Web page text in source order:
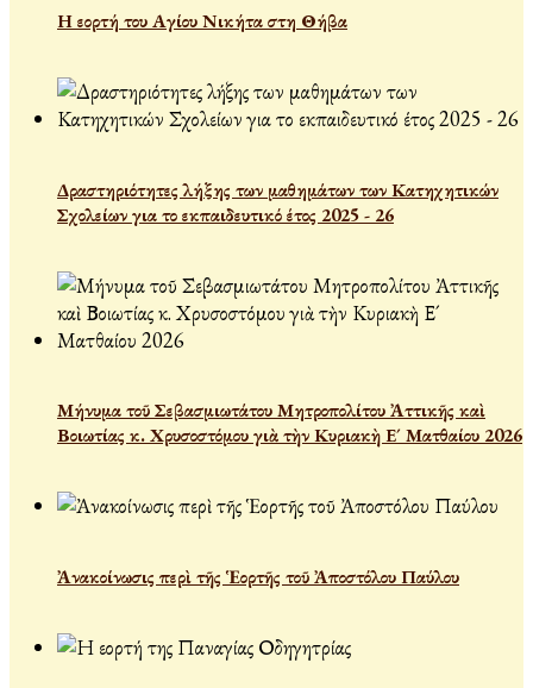
Η εορτή του Αγίου Νικήτα στη Θήβα
Δραστηριότητες λήξης των μαθημάτων των Κατηχητικών
Σχολείων για το εκπαιδευτικό έτος 2025 - 26
Μήνυμα τοῦ Σεβασμιωτάτου Μητροπολίτου Ἀττικῆς καὶ
Βοιωτίας κ. Χρυσοστόμου γιὰ τὴν Κυριακὴ Ε´ Ματθαίου 2026
Ἀνακοίνωσις περὶ τῆς Ἑορτῆς τοῦ Ἀποστόλου Παύλου